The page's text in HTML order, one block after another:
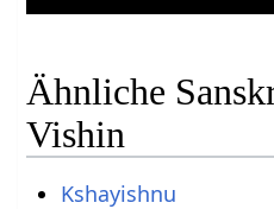
Ähnliche
Vishin
Kshayishnu